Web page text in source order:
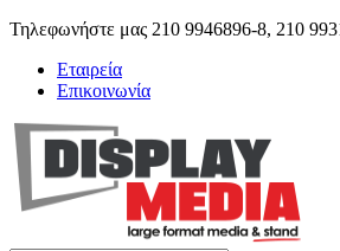
Τηλεφωνήστε μας 210 9946896-8, 210
Εταιρεία
Επικοινωνία